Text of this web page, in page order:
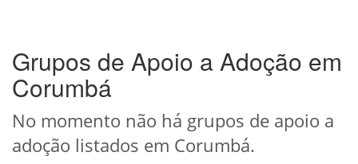
Grupos de Apoio a Adoção em
Corumbá
No momento não há grupos de apoio a
adoção listados em Corumbá.